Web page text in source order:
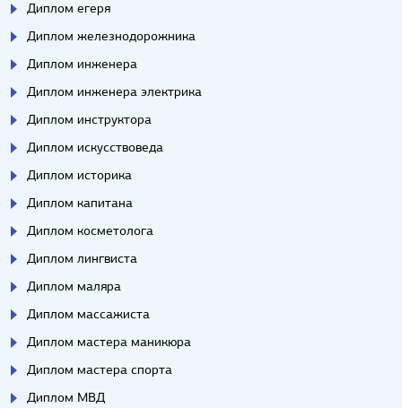
Диплом егеря
Диплом железнодорожника
Диплом инженера
Диплом инженера электрика
Диплом инструктора
Диплом искусствоведа
Диплом историка
Диплом капитана
Диплом косметолога
Диплом лингвиста
Диплом маляра
Диплом массажиста
Диплом мастера маникюра
Диплом мастера спорта
Диплом МВД